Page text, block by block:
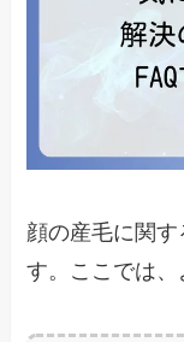
顔の産毛に関
す。ここでは、